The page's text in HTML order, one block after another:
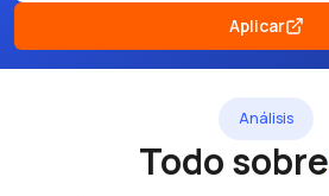
Aplicar
Análisis
Todo sobre